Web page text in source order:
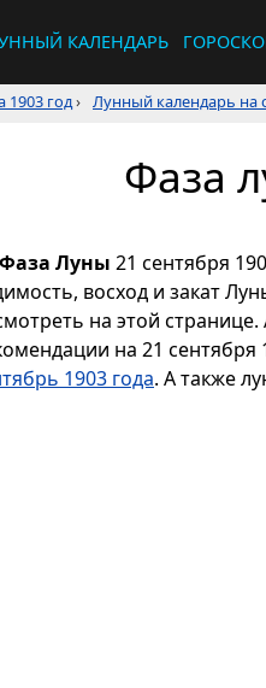
КАЛЕНДАРЬ
1903 год› Лунный календарь на
Фаза
Фаза Луны 21 сентября
восход и закат
на этой
на 21
1903 года. А также